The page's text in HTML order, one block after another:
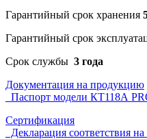
Гарантийный срок хранения
Гарантийный срок
Срок службы 3 года
Документация на продукцию
Паспорт модели КТ118А
Сертификация
Декларация соответствия